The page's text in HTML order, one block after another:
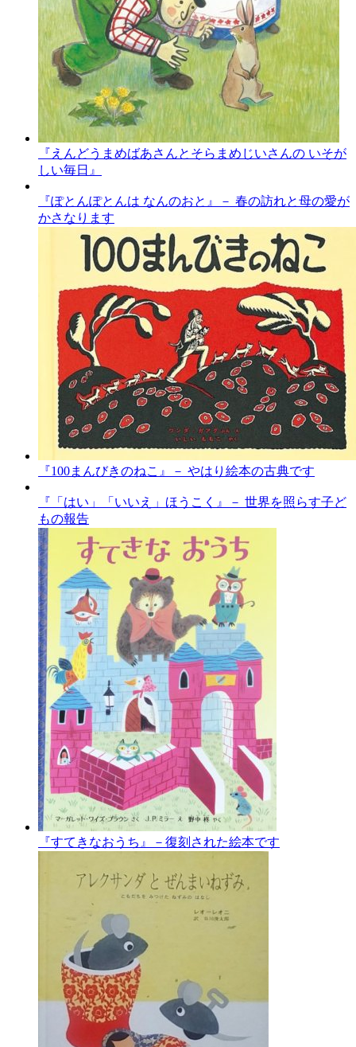
『えんどうまめばあさんとそらまめじいさんの いそが
しい毎日』
『ぽとんぽとんは なんのおと』－ 春の訪れと母の愛が
かさなります
『100まんびきのねこ』－ やはり絵本の古典です
『「はい」「いいえ」ほうこく』－ 世界を照らす子ど
もの報告
『すてきなおうち』－復刻された絵本です